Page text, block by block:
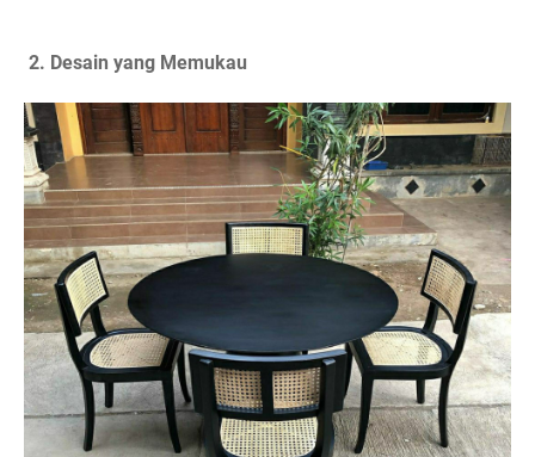
2. Desain yang Memukau